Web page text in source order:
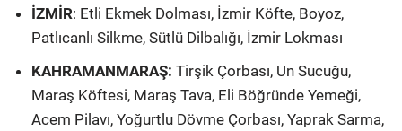
İZMİR: Etli Ekmek Dolması, İzmir Köfte, Boyoz,
Patlıcanlı Silkme, Sütlü Dilbalığı, İzmir Lokması
KAHRAMANMARAŞ: Tirşik Çorbası, Un Sucuğu,
Maraş Köftesi, Maraş Tava, Eli Böğründe Yemeği,
Acem Pilavı, Yoğurtlu Dövme Çorbası, Yaprak Sarma,